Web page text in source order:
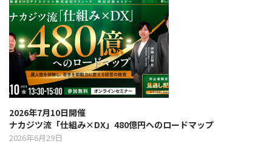
n
2026年7月10日開催
ナカジツ流「仕組み×DX」480億円へのロードマップ
2026年6月29日